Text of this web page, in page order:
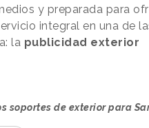
y preparada para
integral en una de
la publicidad exterior
soportes de exterior para